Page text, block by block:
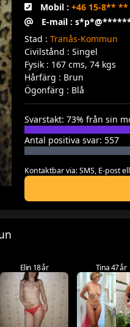
Mobil : +46 15-8**
E-mail :
Stad : Tranås-Kommun
Civilstånd : Singel
Fysik : 167 cms, 74 kgs
Hårfärg : Brun
Ögonfärg : Blå
Svarstakt: 73% från sin
Antal positiva svar: 557
Kontaktbar via: SMS, E-post
Elin 18 år Tina 47 år